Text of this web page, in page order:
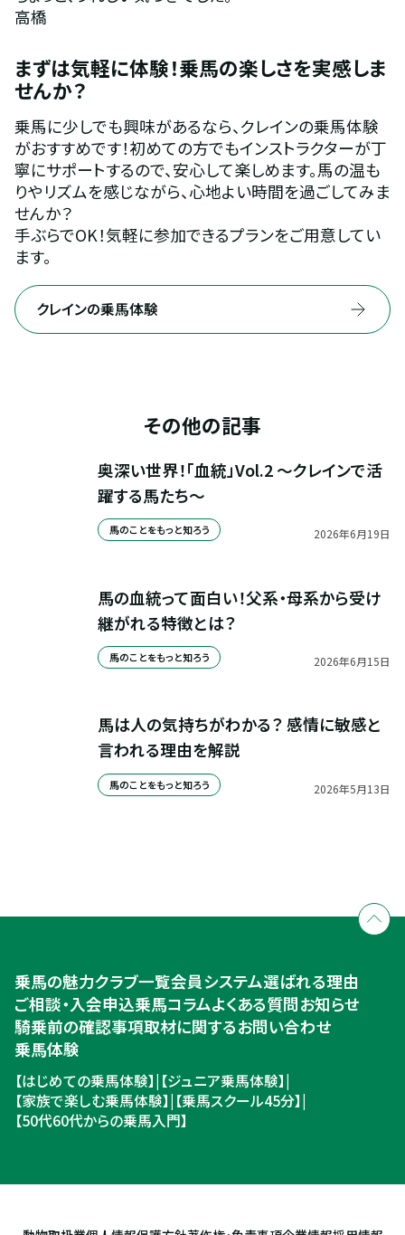
高橋
まずは気軽に体験！乗馬の楽しさを実感しま
せんか？
乗馬に少しでも興味があるなら、クレインの乗馬体験
がおすすめです！初めての方でもインストラクターが丁
寧にサポートするので、安心して楽しめます。馬の温も
りやリズムを感じながら、心地よい時間を過ごしてみま
せんか？
手ぶらでOK！気軽に参加できるプランをご用意してい
ます。
クレインの乗馬体験
その他の記事
奥深い世界！「血統」Vol.2 ～クレインで活
躍する馬たち～
馬のことをもっと知ろう 2026年6月19日
馬の血統って面白い！父系・母系から受け
継がれる特徴とは？
馬のことをもっと知ろう 2026年6月15日
馬は人の気持ちがわかる？ 感情に敏感と
言われる理由を解説
馬のことをもっと知ろう 2026年5月13日
入会のご相談・申込
ご相談・入会申込
乗馬の魅力クラブ一覧会員システム選ばれる理由
ご相談・入会申込乗馬コラムよくある質問お知らせ
騎乗前の確認事項取材に関するお問い合わせ
乗馬体験
【はじめての乗馬体験】| 【ジュニア乗馬体験】|
【家族で楽しむ乗馬体験】| 【乗馬スクール45分】|
【50代60代からの乗馬入門】